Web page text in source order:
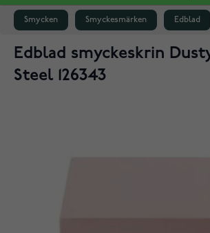
Smycken Smyckesmärken Edblad
Edblad smyckeskrin
Steel 126343